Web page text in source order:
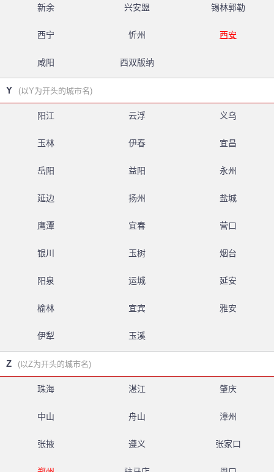
新余 兴安盟 锡林郭勒
西宁 忻州 西安
咸阳 西双版纳
Y (以Y为开头的城市名)
阳江 云浮 义乌
玉林 伊春 宜昌
岳阳 益阳 永州
延边 扬州 盐城
鹰潭 宜春 营口
银川 玉树 烟台
阳泉 运城 延安
榆林 宜宾 雅安
伊犁 玉溪
Z (以Z为开头的城市名)
珠海 湛江 肇庆
中山 舟山 漳州
张掖 遵义 张家口